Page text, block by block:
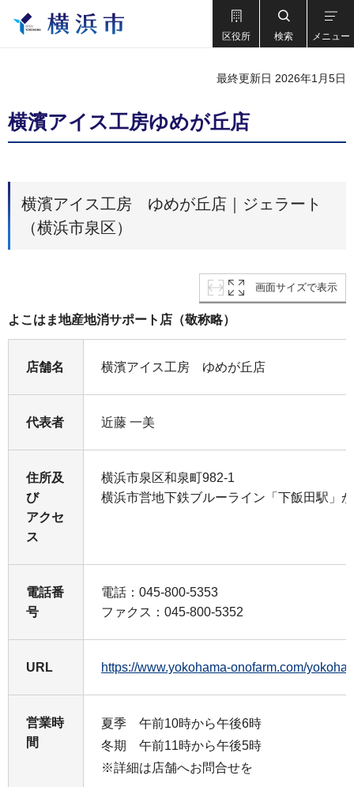
区役所 検索 メニュー
最終更新日 2026年1月5日
横濱アイス工房ゆめが丘店
横濱アイス工房 ゆめが丘店｜ジェラート
（横浜市泉区）
画面サイズで表示
よこはま地産地消サポート店（敬称略）
店舗名 横濱アイス工房 ゆめが丘店
代表者 近藤 一美
住所及
び
アクセ
ス
横浜市泉区和泉町982-1
横浜市営地下鉄ブルーライン「下飯田駅」
電話番
号
電話：045-800-5353
ファクス：045-800-5352
URL https://www.yokohama-onofarm.com/
営業時
間
夏季 午前10時から午後6時
冬期 午前11時から午後5時
※詳細は店舗へお問合せを